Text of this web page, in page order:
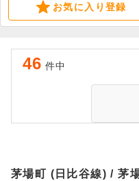
が揃っています。即時引渡も
お探しの方はぜひご検討くだ
お気に入り登録
46 件中
茅場町 (日比谷線) / 茅